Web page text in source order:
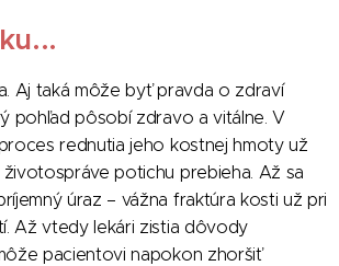
Aj taká môže byť pravda o zdraví
pohľad pôsobí zdravo a vitálne. V
rednutia jeho kostnej hmoty už
potichu prebieha. Až sa
úraz – vážna fraktúra kosti už pri
Až vtedy lekári zistia dôvody
pacientovi napokon zhoršiť